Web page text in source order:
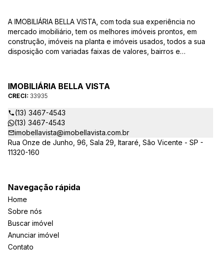
A IMOBILIÁRIA BELLA VISTA, com toda sua experiência no
mercado imobiliário, tem os melhores imóveis prontos, em
construção, imóveis na planta e imóveis usados, todos a sua
disposição com variadas faixas de valores, bairros e
ao CRECI-EE – estarão sempre prontos para responder-lhe
todas as suas dúvidas sobre casas, apartamentos, terrenos,
salas comerciais e outros produtos imobiliários.
IMOBILIÁRIA BELLA VISTA
CRECI: 33935
(13) 3467-4543
(13) 3467-4543
imobellavista@imobellavista.com.br
Rua Onze de Junho, 96, Sala 29, Itararé, São Vicente - SP -
11320-160
Navegação rápida
Home
Sobre nós
Buscar imóvel
Anunciar imóvel
Contato